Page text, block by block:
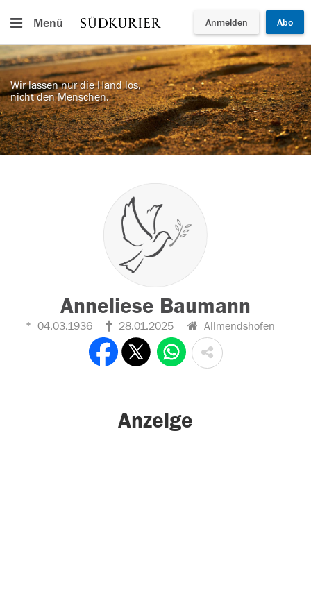
Menü Anmelden Abo
Wir lassen nur die Hand los,
nicht den Menschen.
Anneliese Baumann
04.03.1936 28.01.2025 Allmendshofen
Anzeige